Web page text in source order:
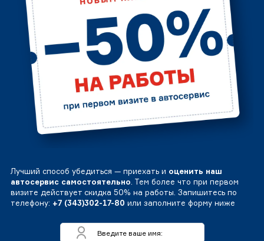
Лучший способ убедиться — приехать и оценить наш
автосервис самостоятельно. Тем более что при первом
визите действует скидка 50% на работы. Запишитесь по
телефону: +7 (343)302-17-80 или заполните форму ниже